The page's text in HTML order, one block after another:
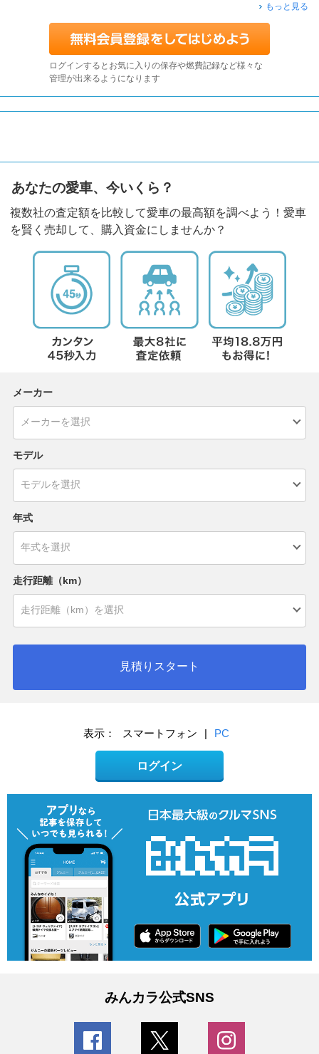
もっと見る
ログインするとお気に入りの保存や燃費記録など様々な
管理が出来るようになります
あなたの愛車、今いくら？
複数社の査定額を比較して愛車の最高額を調べよう！愛車
を賢く売却して、購入資金にしませんか？
メーカー
モデル
年式
走行距離（km）
見積りスタート
表示： スマートフォン | PC
ログイン
みんカラ公式SNS